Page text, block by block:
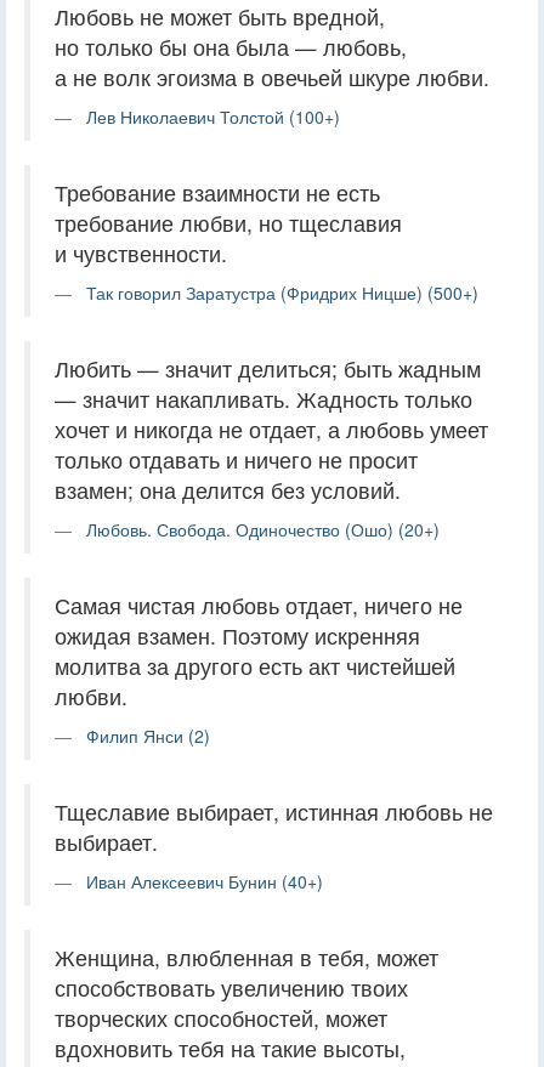
Любовь не может быть вредной,
но только бы она была — любовь,
а не волк эгоизма в овечьей шкуре любви.
Лев Николаевич Толстой (100+)
Требование взаимности не есть
требование любви, но тщеславия
и чувственности.
Так говорил Заратустра (Фридрих Ницше) (500+)
Любить — значит делиться; быть жадным
— значит накапливать. Жадность только
хочет и никогда не отдает, а любовь умеет
только отдавать и ничего не просит
взамен; она делится без условий.
Любовь. Свобода. Одиночество (Ошо) (20+)
Самая чистая любовь отдает, ничего не
ожидая взамен. Поэтому искренняя
молитва за другого есть акт чистейшей
любви.
Филип Янси (2)
Тщеславие выбирает, истинная любовь не
выбирает.
Иван Алексеевич Бунин (40+)
Женщина, влюбленная в тебя, может
способствовать увеличению твоих
творческих способностей, может
вдохновить тебя на такие высоты,